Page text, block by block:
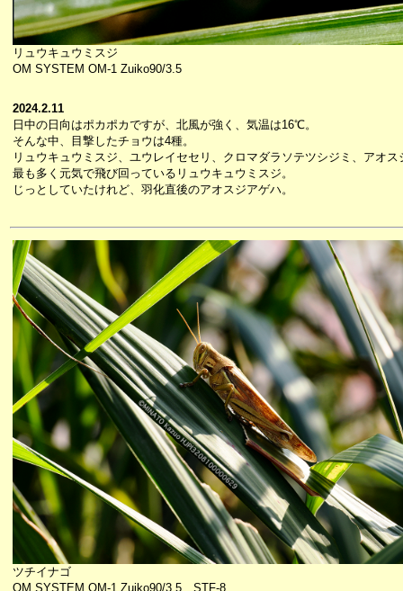
リュウキュウミスジ
OM SYSTEM OM-1 Zuiko90/3.5
2024.2.11
日中の日向はポカポカですが、北風が強く、気温は16℃。
そんな中、目撃したチョウは4種。
リュウキュウミスジ、ユウレイセセリ、クロマダラソテツシジミ、アオス
最も多く元気で飛び回っているリュウキュウミスジ。
じっとしていたけれど、羽化直後のアオスジアゲハ。
ツチイナゴ
OM SYSTEM OM-1 Zuiko90/3.5 STF-8